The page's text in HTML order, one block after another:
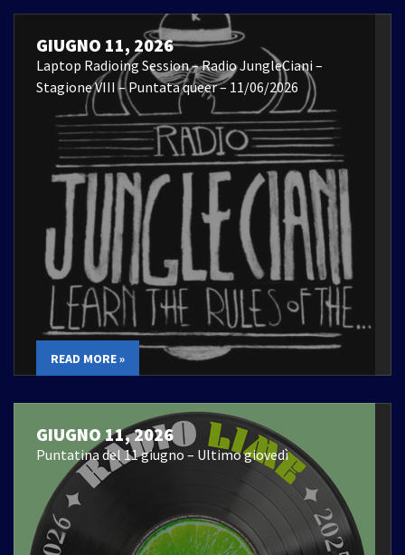
GIUGNO 11, 2026
Laptop Radioing Session – Radio JungleCiani –
Stagione VIII – Puntata queer – 11/06/2026
READ MORE »
GIUGNO 11, 2026
Puntatina del 11 giugno – Ultimo giovedì